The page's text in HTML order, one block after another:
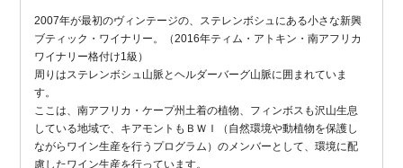
2007年が最初のヴィンテージの、ステレンボシュにある小さな新興
ブティック・ワイナリー。（2016年ティム・アトキン・南アフリカ
ワイナリー格付け1級）
周りはステレンボシュ山脈とヘルダーバーグ山脈に囲まれていま
す。
ここは、南アフリカ・ケープ州土着の植物、フィンボスも沢山生息
している地域で、キアモントもＢＷＩ（自然環境や動植物を保護し
ながらワイン生産を行うプログラム）のメンバーとして、環境に配
慮したワイン生産を行っています。